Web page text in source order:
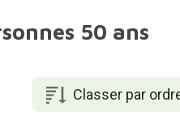
50 ans
Classer par